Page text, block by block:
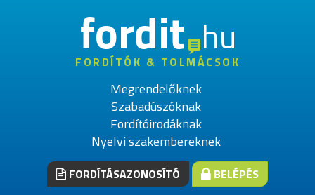
fordithu
FORDÍTÓK & TOLMÁCSOK
Megrendelőknek
Szabadúszóknak
Fordítóirodáknak
Nyelvi szakembereknek
FORDÍTÁSAZONOSÍTÓ BELÉPÉS